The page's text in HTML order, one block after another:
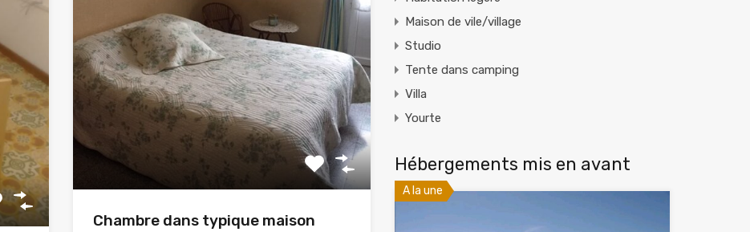
Chambre dans typique maison
Maison de vile/village
Studio
Tente dans camping
Villa
Yourte
Hébergements mis en avant
A la une